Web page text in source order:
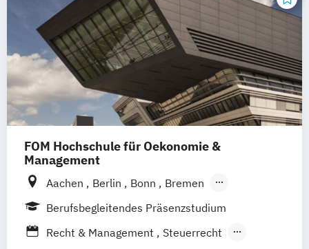
FOM Hochschule für Oekonomie &
Management
Aachen Berlin Bonn
Bremen
Dortmund Duisburg Düsseldorf
Köln
Mannheim München Münster
Berufsbegleitendes Präsenzstudium
Recht & Management
Steuerrecht